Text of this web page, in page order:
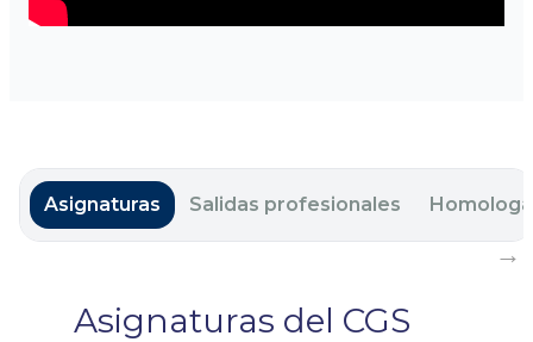
Asignaturas Salidas profesionales
Asignaturas del CGS